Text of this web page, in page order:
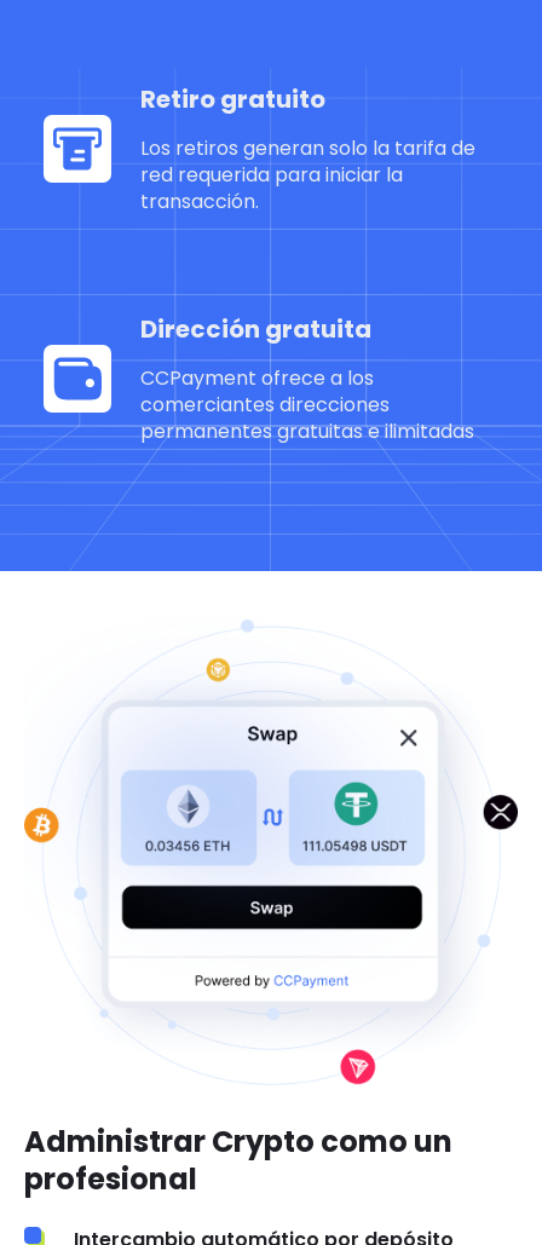
Retiro gratuito
Los retiros generan solo la tarifa de
red requerida para iniciar la
transacción.
Dirección gratuita
CCPayment ofrece a los
comerciantes direcciones
permanentes gratuitas e ilimitadas
Administrar Crypto como un
profesional
Intercambio automático por depósito